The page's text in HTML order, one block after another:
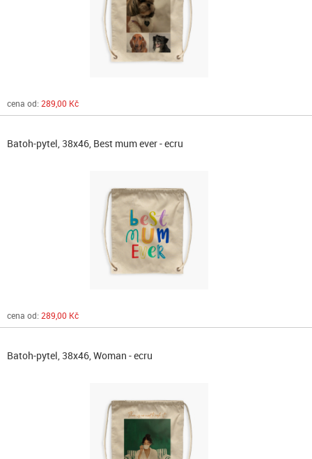
cena od: 289,00 Kč
Batoh-pytel, 38x46, Best mum ever - ecru
cena od: 289,00 Kč
Batoh-pytel, 38x46, Woman - ecru